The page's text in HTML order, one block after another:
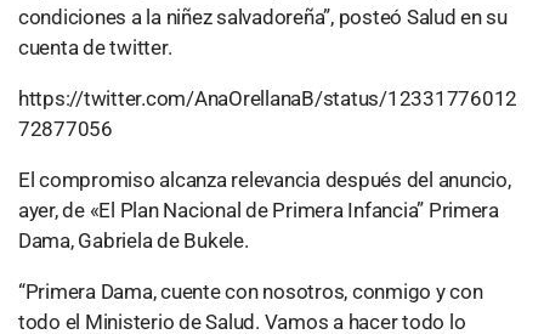
condiciones a la niñez salvadoreña”, posteó Salud en su
cuenta de twitter.
https://twitter.com/AnaOrellanaB/status/12331776012
72877056
El compromiso alcanza relevancia después del anuncio,
ayer, de «El Plan Nacional de Primera Infancia” Primera
Dama, Gabriela de Bukele.
“Primera Dama, cuente con nosotros, conmigo y con
todo el Ministerio de Salud. Vamos a hacer todo lo